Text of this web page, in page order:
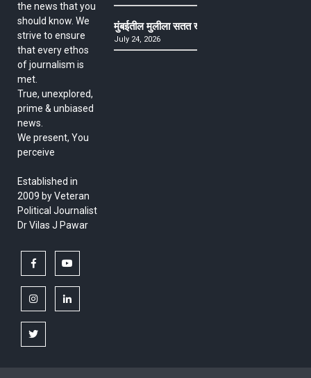
the news that you
should know. We
strive to ensure
that every ethos
of journalism is
met.
True, unexplored,
prime & unbiased
news.
We present, You
perceive
Established in
2009 by Veteran
Political Journalist
Dr Vilas J Pawar
facebook
instagramlinkedin
twitter
मुंबईतील मुलीला सतत खोकला अन् ताप, ७ वर्षे उपचार
July 24, 2026